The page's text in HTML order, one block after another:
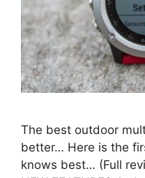
The best outdoor
better… Here is the
knows best… (Full